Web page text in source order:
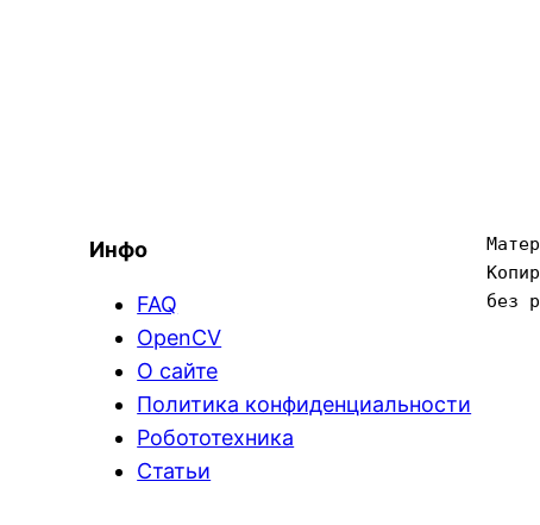
Инфо
FAQ
OpenCV
О сайте
Политика конфиденциальности
Робототехника
Статьи
без